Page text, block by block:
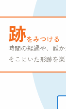
跡をみつける
時間の経過や、誰
そこにいた形跡を